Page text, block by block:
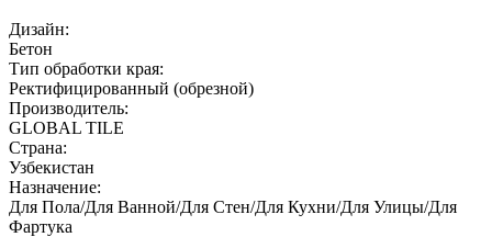
Дизайн:
Бетон
Тип обработки края:
Ректифицированный (обрезной)
Производитель:
GLOBAL TILE
Страна:
Узбекистан
Назначение:
Для Пола/Для Ванной/Для Стен/Для Кухни/Для Улицы/Для
Фартука